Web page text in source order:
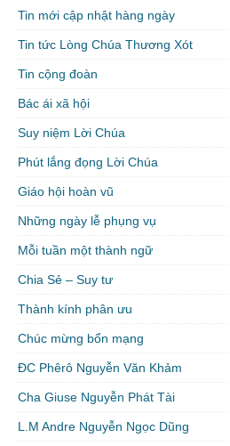
Tin mới cập nhật hàng ngày
Tin tức Lòng Chúa Thương Xót
Tin cộng đoàn
Bác ái xã hội
Suy niệm Lời Chúa
Phút lắng đọng Lời Chúa
Giáo hội hoàn vũ
Những ngày lễ phụng vụ
Mỗi tuần một thành ngữ
Chia Sẻ – Suy tư
Thành kính phân ưu
Chúc mừng bổn mạng
ĐC Phêrô Nguyễn Văn Khảm
Cha Giuse Nguyễn Phát Tài
L.M Andre Nguyễn Ngọc Dũng